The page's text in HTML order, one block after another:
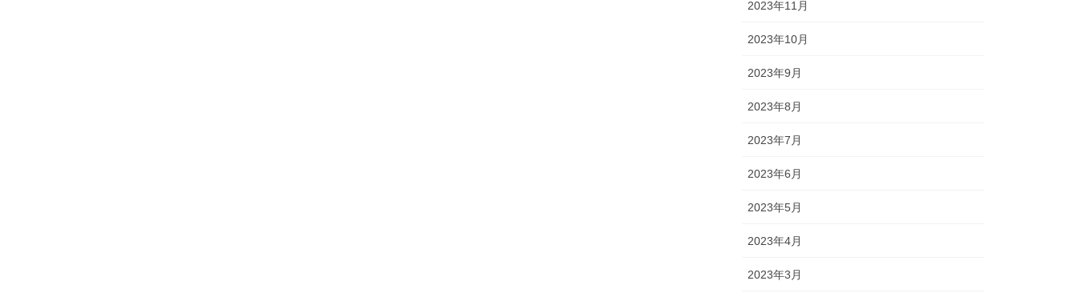
2023年11月
2023年10月
2023年9月
2023年8月
2023年7月
2023年6月
2023年5月
2023年4月
2023年3月